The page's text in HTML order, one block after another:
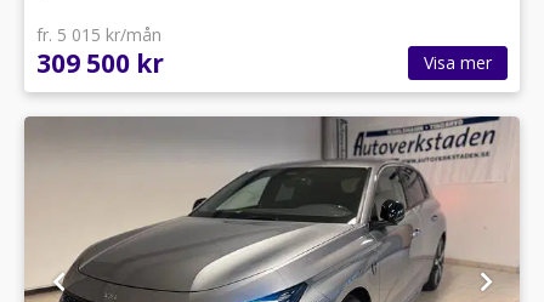
fr. 5 015 kr/mån
309 500 kr Visa mer